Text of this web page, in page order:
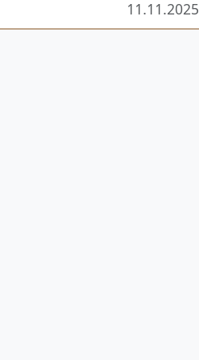
11.11.2025